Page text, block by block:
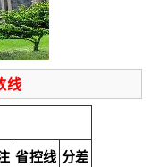
线
省控线 分差